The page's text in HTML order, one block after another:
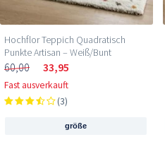
Hochflor Teppich Quadratisch
Punkte Artisan – Weiß/Bunt
60,00 33,95
Fast ausverkauft
(3)
größe